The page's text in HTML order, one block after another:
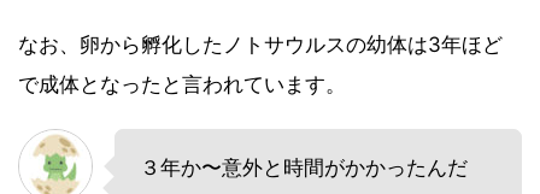
なお、卵から孵化したノトサウルスの幼体は3年ほど
で成体となったと言われています。
３年か〜意外と時間がかかったんだ